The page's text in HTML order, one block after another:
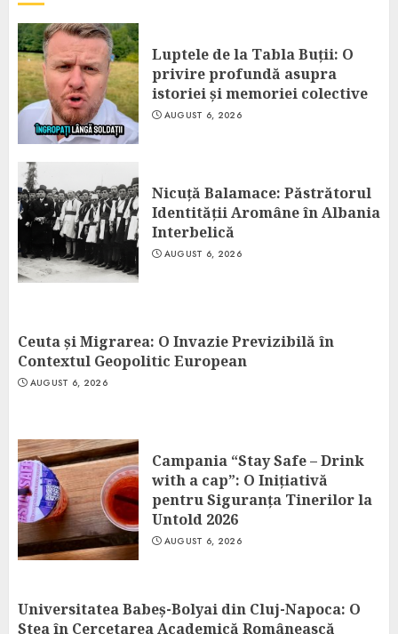
Luptele de la Tabla Buții: O
privire profundă asupra
istoriei și memoriei colective
AUGUST 6, 2026
Nicuță Balamace: Păstrătorul
Identității Aromâne în Albania
Interbelică
AUGUST 6, 2026
Ceuta și Migrarea: O Invazie Previzibilă în
Contextul Geopolitic European
AUGUST 6, 2026
Campania “Stay Safe – Drink
with a cap”: O Inițiativă
pentru Siguranța Tinerilor la
Untold 2026
AUGUST 6, 2026
Universitatea Babeș-Bolyai din Cluj-Napoca: O
Stea în Cercetarea Academică Românească